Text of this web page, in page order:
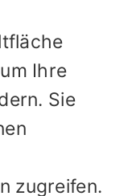
Ihre
Sie
zugreifen.